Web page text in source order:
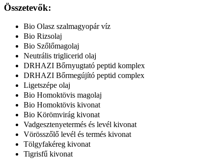
Összetevők:
Bio Olasz szalmagyopár víz
Bio Rizsolaj
Bio Szőlőmagolaj
Neutrális triglicerid olaj
DRHAZI Bőrnyugtató peptid komplex
DRHAZI Bőrmegújító peptid complex
Ligetszépe olaj
Bio Homoktövis magolaj
Bio Homoktövis kivonat
Bio Körömvirág kivonat
Vadgesztenyetermés és levél kivonat
Vörösszőlő levél és termés kivonat
Tölgyfakéreg kivonat
Tigrisfű kivonat